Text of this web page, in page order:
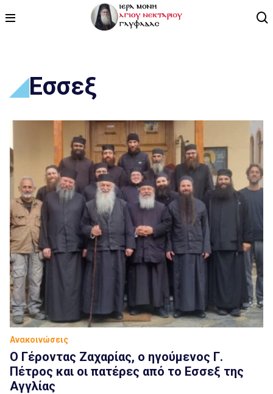
ΒΙΝΤΕΟ
ΑΡΘΡΟΓΡΑΦΙΑ
ΑΓΙΟΛΟΓΙΟ - ΒΙΟΙ ΑΓΙΩΝ
ΕΠΙΚΟΙΝΩΝΙΑ
Εσσεξ
Ανακοινώσεις
Ο Γέροντας Ζαχαρίας, ο ηγούμενος Γ.
Πέτρος και οι πατέρες από το Εσσεξ της
Αγγλίας